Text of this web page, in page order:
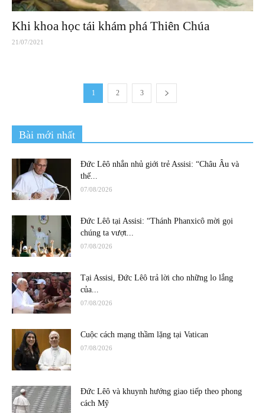
Khi khoa học tái khám phá Thiên Chúa
21/07/2021
1 2 3
Bài mới nhất
Đức Lêô nhắn nhủ giới trẻ Assisi: “Châu Âu và
thế...
07/08/2026
Đức Lêô tại Assisi: “Thánh Phanxicô mời gọi
chúng ta vượt...
07/08/2026
Tại Assisi, Đức Lêô trả lời cho những lo lắng
của...
07/08/2026
Cuộc cách mạng thầm lặng tại Vatican
07/08/2026
Đức Lêô và khuynh hướng giao tiếp theo phong
cách Mỹ